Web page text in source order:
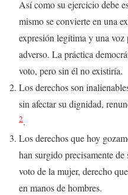
Así como su ejercicio debe
mismo se convierte en una
expresión legítima y una voz
adverso. La práctica
voto, pero sin él no existiría.
Los derechos son
sin afectar su dignidad,
2.
Los derechos que hoy
han surgido precisamente
voto de la mujer, derecho
en manos de hombres.